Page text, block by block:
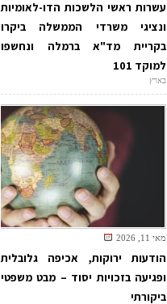
עשרות ראשי הלשכות הדו-לאומיות
ונציגי משרדי הממשלה ביקרו
בקריית מד"א ברמלה ונחשפו
למוקד 101
בארץ
מאי 11, 2026
הודעות ירוקות, אכיפה גלובלית
ופגיעה בזכויות יסוד – מבט משפטי
ביקורתי